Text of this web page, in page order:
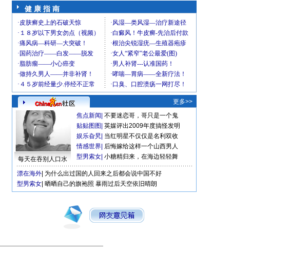
健 康 指 南
更多>>
每天在吞别人口水
焦点新闻 不要迷恋哥，哥只是一个鬼
贴贴图图 英媒评出2009年度搞怪发明
娱乐旮旯 当红明星不仅仅是名利双收
情感世界 后悔嫁给这样一个山西男人
型男索女 小糖精归来，在海边轻轻舞
漂在海外 为什么出过国的人回来之后都会说中国不好
型男索女 晒晒自己的旗袍照 暴雨过后天空依旧晴朗